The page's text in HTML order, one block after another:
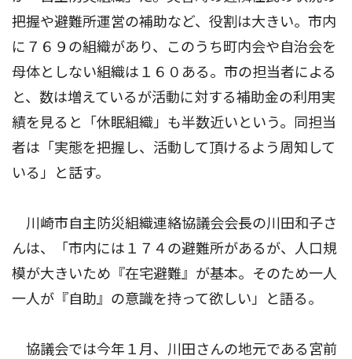
把握や避難所運営の補助など、役割は大きい。市内
に７６９の組織があり、このうち町内会や自治会を
母体としない組織は１６０ある。市の担当者による
と、数は増えているが活動に対する補助金の利用実
績を見ると「休眠組織」も半数近いという。同担当
者は「実態を把握し、活動して頂けるよう周知して
いる」と話す。
川崎市自主防災組織連絡協議会会長の川田和子さ
んは、「市内には１７４の避難所があるが、人口規
模が大きいため『在宅避難』が基本。そのため一人
一人が『自助』の意識を持って欲しい」と語る。
協議会では今年１月、川田さんの地元である宮前